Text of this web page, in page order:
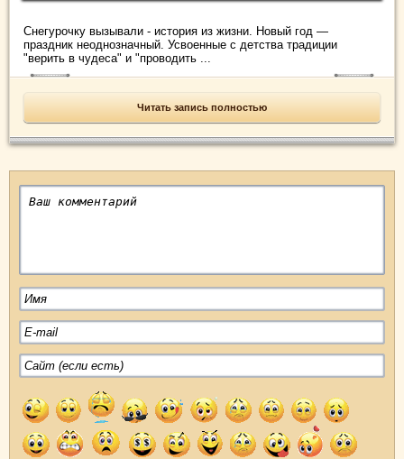
Снегурочку вызывали - история из жизни. Новый год —
праздник неоднозначный. Усвоенные с детства традиции
"верить в чудеса" и "проводить ...
Читать запись полностью